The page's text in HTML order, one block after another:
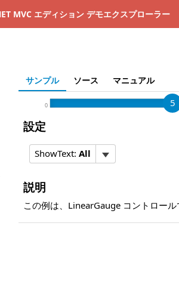
MVC エディション デモエクスプローラー
サンプル ソース マニュアル
5
0
設定
ShowText: All
説明
この例は、LinearGauge コントロー